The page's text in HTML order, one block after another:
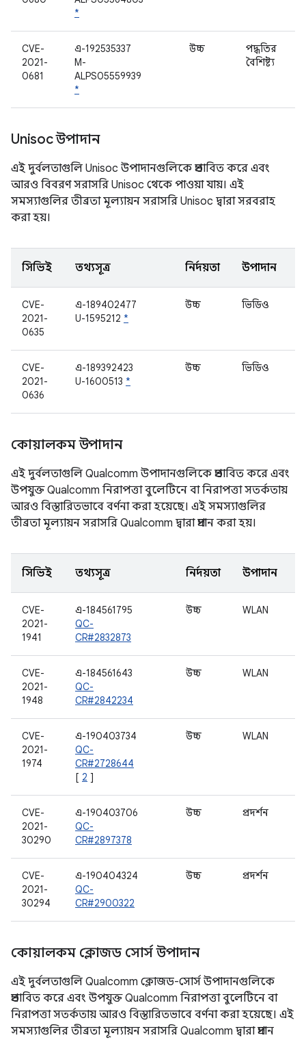
*
CVE-
2021-
0681
এ-192535337
M-
ALPS05559939
*
উচ্চ
পদ্ধতির
বৈশিষ্ট্য
Unisoc উপাদান
এই দুর্বলতাগুলি Unisoc উপাদানগুলিকে প্রভাবিত করে এবং
আরও বিবরণ সরাসরি Unisoc থেকে পাওয়া যায়। এই
সমস্যাগুলির তীব্রতা মূল্যায়ন সরাসরি Unisoc দ্বারা সরবরাহ
করা হয়।
সিভিই তথ্যসূত্র নির্দয়তা উপাদান
CVE-
2021-
0635
এ-189402477
U-1595212 *
উচ্চ ভিডিও
CVE-
2021-
0636
এ-189392423
U-1600513 *
উচ্চ ভিডিও
কোয়ালকম উপাদান
এই দুর্বলতাগুলি Qualcomm উপাদানগুলিকে প্রভাবিত করে এবং
উপযুক্ত Qualcomm নিরাপত্তা বুলেটিনে বা নিরাপত্তা সতর্কতায়
আরও বিস্তারিতভাবে বর্ণনা করা হয়েছে। এই সমস্যাগুলির
তীব্রতা মূল্যায়ন সরাসরি Qualcomm দ্বারা প্রদান করা হয়।
সিভিই তথ্যসূত্র নির্দয়তা উপাদান
CVE-
2021-
1941
এ-184561795
QC-
CR#2832873
উচ্চ WLAN
CVE-
2021-
1948
এ-184561643
QC-
CR#2842234
উচ্চ WLAN
CVE-
2021-
1974
এ-190403734
QC-
CR#2728644
[ 2 ]
উচ্চ WLAN
CVE-
2021-
30290
এ-190403706
QC-
CR#2897378
উচ্চ প্রদর্শন
CVE-
2021-
30294
এ-190404324
QC-
CR#2900322
উচ্চ প্রদর্শন
কোয়ালকম ক্লোজড সোর্স উপাদান
এই দুর্বলতাগুলি Qualcomm ক্লোজড-সোর্স উপাদানগুলিকে
প্রভাবিত করে এবং উপযুক্ত Qualcomm নিরাপত্তা বুলেটিনে বা
নিরাপত্তা সতর্কতায় আরও বিস্তারিতভাবে বর্ণনা করা হয়েছে। এই
সমস্যাগুলির তীব্রতা মূল্যায়ন সরাসরি Qualcomm দ্বারা প্রদান